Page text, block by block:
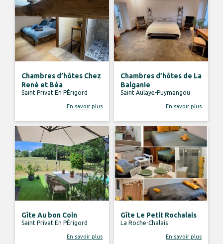
Chambres d’hôtes Chez
René et Béa
Saint Privat En PÉrigord
En savoir plus
Chambres d’hôtes de La
Balganie
Saint Aulaye-Puymangou
En savoir plus
Gîte Au bon Coin
Saint Privat En PÉrigord
En savoir plus
Gîte Le Petit Rochalais
La Roche-Chalais
En savoir plus